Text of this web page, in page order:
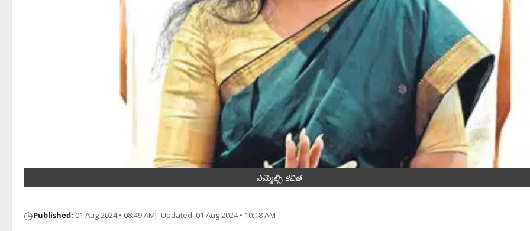
ఎమ్మెల్సీ క‌విత
◷Published: 01 Aug 2024 • 08:49 AM Updated: 01 Aug 2024 • 10:18 AM